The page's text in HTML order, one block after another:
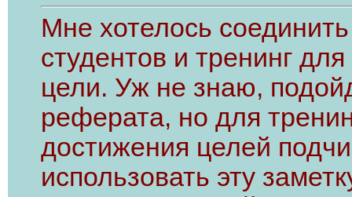
Мне хотелось
студентов и тренинг
цели. Уж не знаю,
реферата, но для
достижения целей
использовать эту